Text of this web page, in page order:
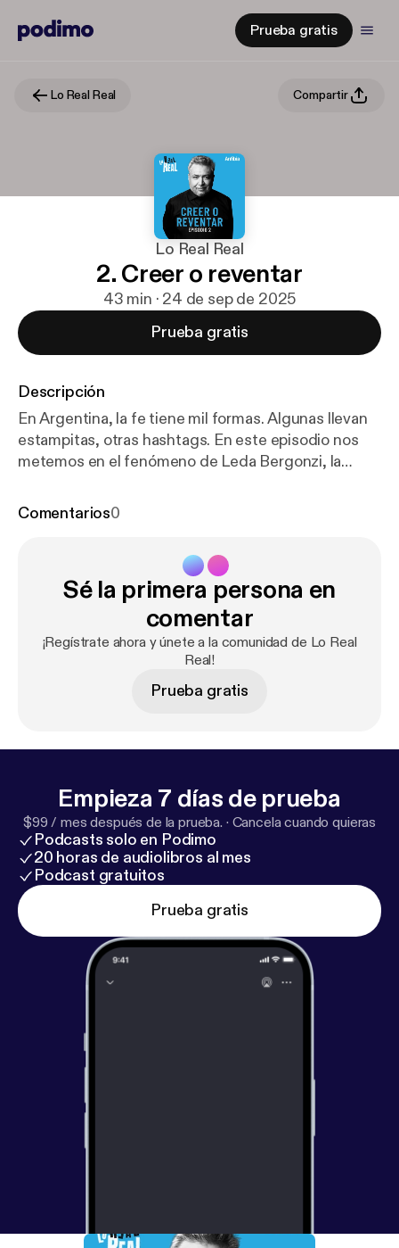
Prueba gratis
Lo Real Real Compartir
Lo Real Real
2. Creer o reventar
43 min · 24 de sep de 2025
Prueba gratis
Descripción
En Argentina, la fe tiene mil formas. Algunas llevan
estampitas, otras hashtags. En este episodio nos
metemos en el fenómeno de Leda Bergonzi, la
de manos y promesas de sanación. Vamos a una de
encuentran) quienes creen. Créditos:Host: Cristian
AlarcónProducción ejecutiva: Tomás Pérez
Vizzón.Guión: Julia Muriel DominzainProducción
periodística: Florencia Alcaraz Diseño de sonido:
Mateo CorráMúsica original: Gastón AbulafiaArte
Alejandra López Administración: Ana Laura Fortuzzi
Comentarios0
Sé la primera persona en
comentar
¡Regístrate ahora y únete a la comunidad de Lo Real
Real!
Prueba gratis
Empieza 7 días de prueba
$99 / mes después de la prueba. · Cancela cuando quieras
Podcasts solo en Podimo
20 horas de audiolibros al mes
Podcast gratuitos
Prueba gratis